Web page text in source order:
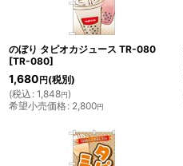
のぼり タピオカジュース TR-080
[TR-080]
1,680 円 (税別)
(税込 : 1,848円)
希望小売価格: 2,800円